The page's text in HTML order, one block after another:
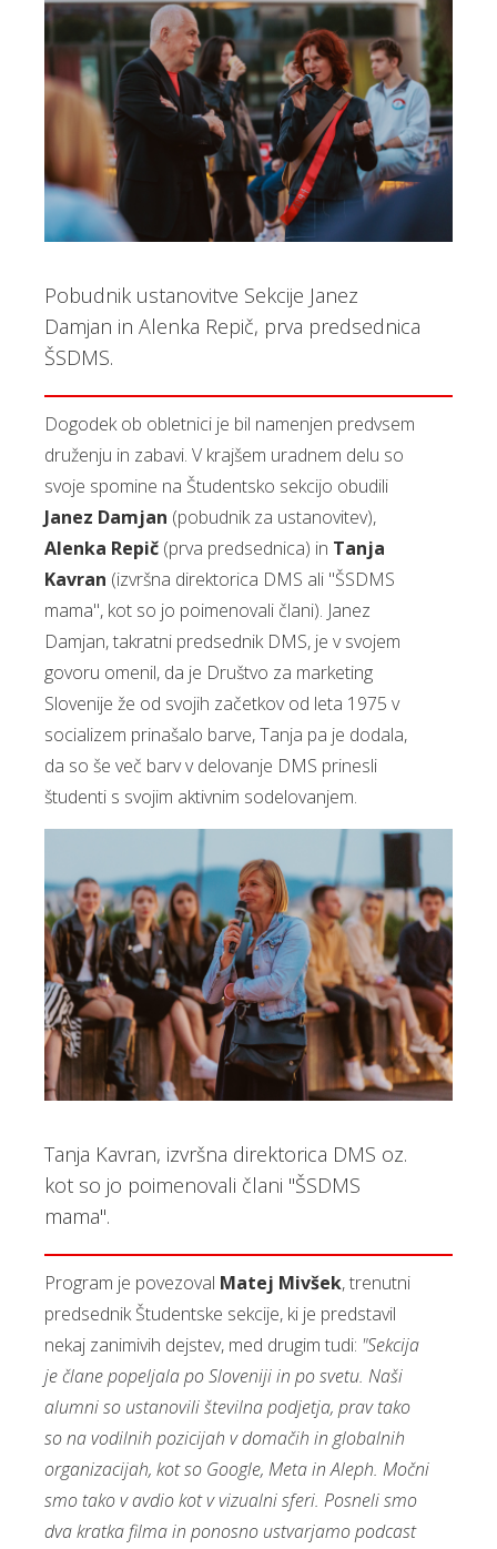
Pobudnik ustanovitve Sekcije Janez
Damjan in Alenka Repič, prva predsednica
ŠSDMS.
Dogodek ob obletnici je bil namenjen predvsem
druženju in zabavi. V krajšem uradnem delu so
svoje spomine na Študentsko sekcijo obudili
Janez Damjan (pobudnik za ustanovitev),
Alenka Repič (prva predsednica) in Tanja
Kavran (izvršna direktorica DMS ali "ŠSDMS
mama", kot so jo poimenovali člani). Janez
Damjan, takratni predsednik DMS, je v svojem
govoru omenil, da je Društvo za marketing
Slovenije že od svojih začetkov od leta 1975 v
socializem prinašalo barve, Tanja pa je dodala,
da so še več barv v delovanje DMS prinesli
študenti s svojim aktivnim sodelovanjem.
Tanja Kavran, izvršna direktorica DMS oz.
kot so jo poimenovali člani "ŠSDMS
mama".
Program je povezoval Matej Mivšek, trenutni
predsednik Študentske sekcije, ki je predstavil
nekaj zanimivih dejstev, med drugim tudi: "Sekcija
je člane popeljala po Sloveniji in po svetu. Naši
alumni so ustanovili številna podjetja, prav tako
so na vodilnih pozicijah v domačih in globalnih
organizacijah, kot so Google, Meta in Aleph. Močni
smo tako v avdio kot v vizualni sferi. Posneli smo
dva kratka filma in ponosno ustvarjamo podcast